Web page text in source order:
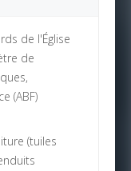
de l'Église
de
(ABF)
(tuiles